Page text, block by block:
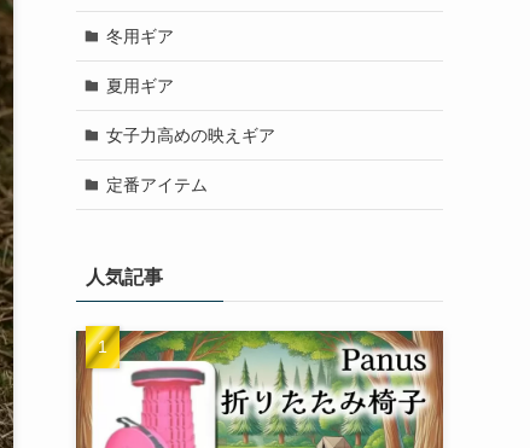
冬用ギア
夏用ギア
女子力高めの映えギア
定番アイテム
人気記事